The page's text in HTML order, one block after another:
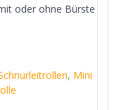
oder ohne Bürste
, Mini